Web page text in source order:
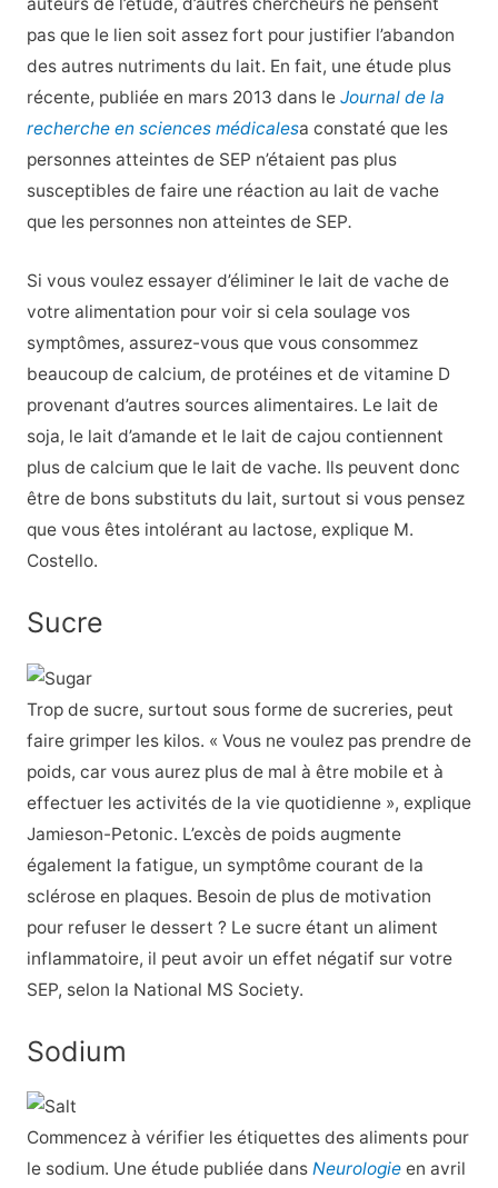
auteurs de l’étude, d’autres chercheurs ne pensent
pas que le lien soit assez fort pour justifier l’abandon
des autres nutriments du lait. En fait, une étude plus
récente, publiée en mars 2013 dans le Journal de la
recherche en sciences médicalesa constaté que les
personnes atteintes de SEP n’étaient pas plus
susceptibles de faire une réaction au lait de vache
que les personnes non atteintes de SEP.
Si vous voulez essayer d’éliminer le lait de vache de
votre alimentation pour voir si cela soulage vos
symptômes, assurez-vous que vous consommez
beaucoup de calcium, de protéines et de vitamine D
provenant d’autres sources alimentaires. Le lait de
soja, le lait d’amande et le lait de cajou contiennent
plus de calcium que le lait de vache. Ils peuvent donc
être de bons substituts du lait, surtout si vous pensez
que vous êtes intolérant au lactose, explique M.
Costello.
Sucre
Trop de sucre, surtout sous formede sucreries, peut
faire grimper les kilos. « Vous ne voulez pas prendre de
poids, car vous aurez plus de mal à être mobile et à
effectuer les activités de la vie quotidienne », explique
Jamieson-Petonic. L’excès de poids augmente
également la fatigue, un symptôme courant de la
sclérose en plaques. Besoin de plus de motivation
pour refuser le dessert ? Le sucre étant un aliment
inflammatoire, il peut avoir un effet négatif sur votre
SEP, selon la National MS Society.
Sodium
Commencez à vérifier les étiquettes des aliments pour
le sodium. Une étude publiée dans Neurologieen avril